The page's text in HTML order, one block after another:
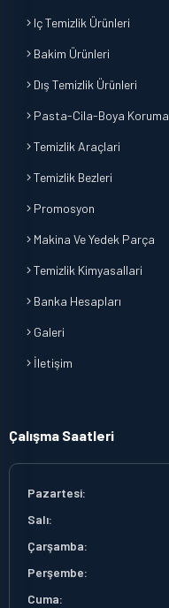
Iç Temizlik Ürünleri
Bakim Ürünleri
Dış Temizlik Ürünleri
Pasta-Cila-Boya Koruma
Temizlik Araçlari
Temizlik Bezleri
Promosyon
Makina Ve Yedek Parça
Temizlik Kimyasallari
Banka Hesapları
Galeri
İletişim
Çalışma Saatleri
Pazartesi:
Salı:
Çarşamba:
Perşembe:
Cuma: